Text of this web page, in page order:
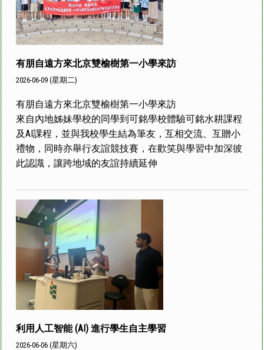
有朋自遠方來北京雙榆樹第一小學來訪
2026-06-09 (星期二)
有朋自遠方來北京雙榆樹第一小學來訪
來自內地姊妹學校的同學到可銘學校體驗可銘水耕課程
及AI課程，並與我校學生結為筆友，互相交流、互贈小
禮物，同時亦舉行友誼競技賽，在歡笑與學習中加深彼
此認識，讓跨地域的友誼持續延伸
利用人工智能 (AI) 進行學生自主學習
2026-06-06 (星期六)